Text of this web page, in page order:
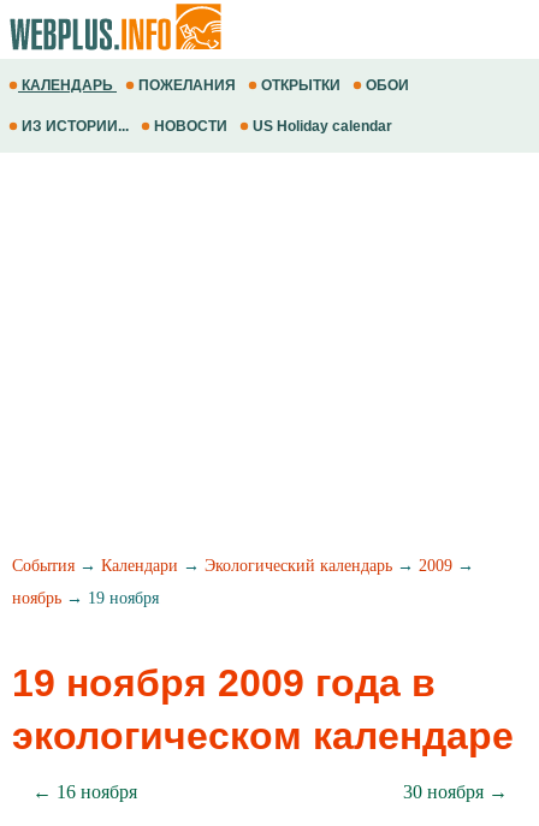
КАЛЕНДАРЬ ПОЖЕЛАНИЯ ОТКРЫТКИ ОБОИ
ИЗ ИСТОРИИ... НОВОСТИ US Holiday calendar
События → Календари → Экологический календарь → 2009 →
ноябрь → 19 ноября
19 ноября 2009 года в
экологическом календаре
← 16 ноября 30 ноября →